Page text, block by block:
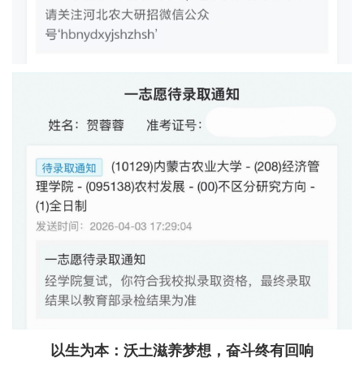
以生为本：沃土滋养梦想，奋斗终有回响